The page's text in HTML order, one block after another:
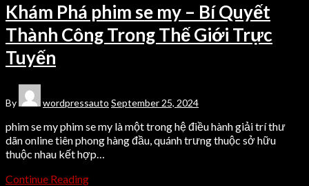
Khám Phá phim se my – Bí Quyết
Thành Công Trong Thế Giới Trực
Tuyến
By wordpressauto September 25, 2024
phim se my phim se my là một trong hệ điều hành giải trí thư
dãn online tiên phong hàng đầu, quánh trưng thuộc sở hữu
thuộc nhau kết hợp…
Continue Reading